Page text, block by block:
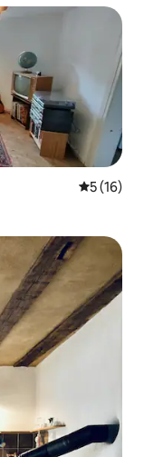
5 (16)